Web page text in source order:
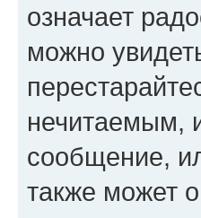
означает
можно
нечитаемым,
сообщение,
также может